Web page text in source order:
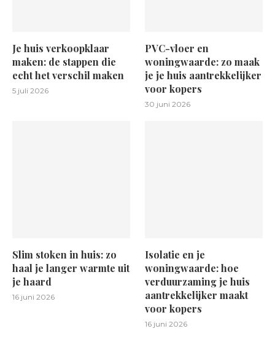
Je huis verkoopklaar
maken: de stappen die
echt het verschil maken
5 juli 2026
PVC-vloer en
woningwaarde: zo maak
je je huis aantrekkelijker
voor kopers
30 juni 2026
Slim stoken in huis: zo
haal je langer warmte uit
je haard
16 juni 2026
Isolatie en je
woningwaarde: hoe
verduurzaming je huis
aantrekkelijker maakt
voor kopers
16 juni 2026